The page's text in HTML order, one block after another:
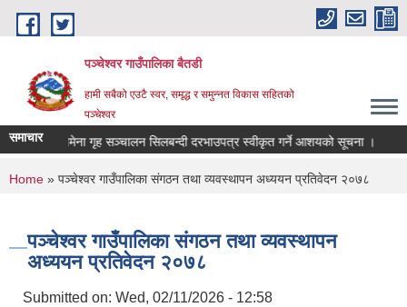
Skip to main content
पञ्चेश्वर गाउँपालिका बैतडी
हामी सबैको एउटै स्वर, समृद्ध र समुन्नत विकास सहितको
पञ्चेश्वर
समाचार चमेना गृह सञ्‍चालन सिलबन्दी दरभाउपत्र स्वीकृत गर्ने आशयको सूचना ।
You are here
Home » पञ्‍चेश्‍वर गाउँपालिका संगठन तथा व्यवस्थापन अध्ययन प्रतिवेदन २०७८
पञ्‍चेश्‍वर गाउँपालिका संगठन तथा व्यवस्थापन
अध्ययन प्रतिवेदन २०७८
Submitted on: Wed, 02/11/2026 - 12:58